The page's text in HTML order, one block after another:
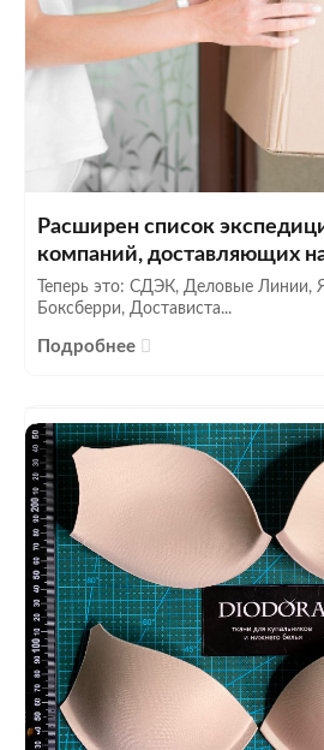
Расширен список
компаний, доставляющих
Теперь это: СДЭК, Деловые Линии,
Боксберри, Достависта...
Подробнее